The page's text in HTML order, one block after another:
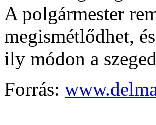
A polgármester
megismétlődhet,
ily módon a
Forrás: